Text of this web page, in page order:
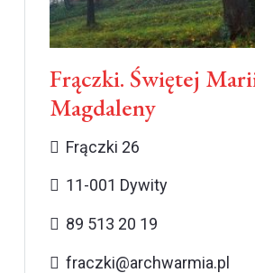
Frączki. Świętej
Magdaleny
Frączki 26
11-001 Dywity
89 513 20 19
fraczki@archwarmia.pl